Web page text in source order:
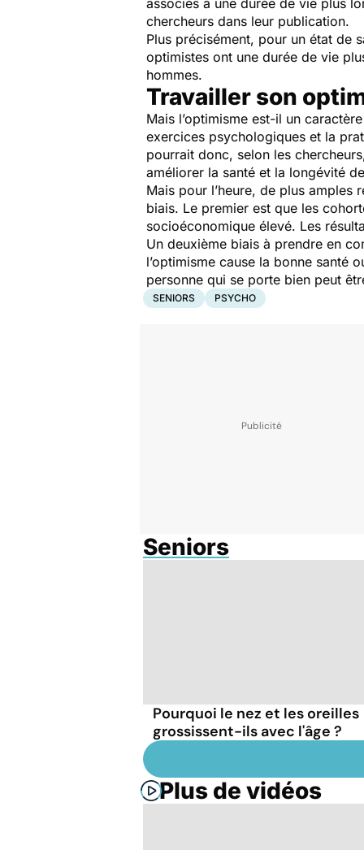
associés à une durée de vie plus
chercheurs dans leur publication.
Plus précisément, pour un état de
optimistes ont une durée de vie
hommes.
Travailler son
Mais l’optimisme est-il un
exercices psychologiques et la
pourrait donc, selon les
améliorer la santé et la longévité
Mais pour l’heure, de plus
biais. Le premier est que les
socioéconomique élevé. Les
Un deuxième biais à prendre en
l’optimisme cause la bonne santé
personne qui se porte bien peut
SENIORS PSYCHO
Seniors
Pourquoi le nez et les oreilles
grossissent-ils avec l'âge ?
Plus de vidéos